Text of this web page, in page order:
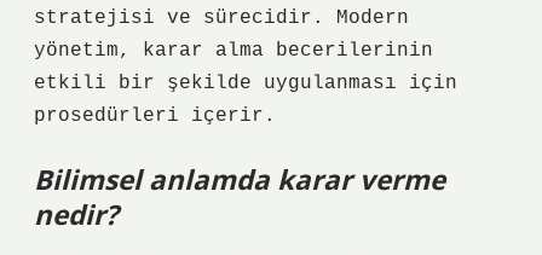
stratejisi ve sürecidir. Modern
yönetim, karar alma becerilerinin
etkili bir şekilde uygulanması için
prosedürleri içerir.
Bilimsel anlamda karar verme
nedir?